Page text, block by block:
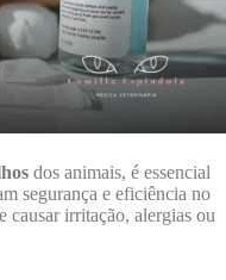
dos animais, é essencial
segurança e eficiência no
causar irritação, alergias ou